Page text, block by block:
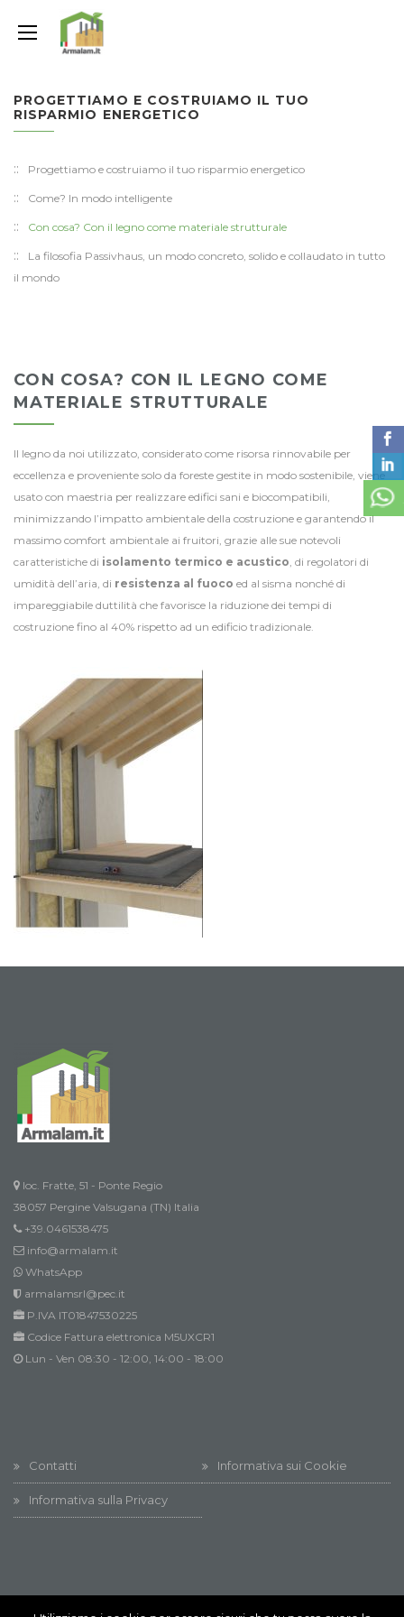
PROGETTIAMO E COSTRUIAMO IL TUO
RISPARMIO ENERGETICO
Progettiamo e costruiamo il tuo risparmio energetico
Come? In modo intelligente
Con cosa? Con il legno come materiale strutturale
La filosofia Passivhaus, un modo concreto, solido e collaudato in tutto
il mondo
CON COSA? CON IL LEGNO COME
MATERIALE STRUTTURALE
Il legno da noi utilizzato, considerato come risorsa rinnovabile per
eccellenza e proveniente solo da foreste gestite in modo sostenibile, viene
usato con maestria per realizzare edifici sani e biocompatibili,
minimizzando l’impatto ambientale della costruzione e garantendo il
massimo comfort ambientale ai fruitori, grazie alle sue notevoli
caratteristiche di isolamento termico e acustico, di regolatori di
umidità dell’aria, di resistenza al fuoco ed al sisma nonché di
impareggiabile duttilità che favorisce la riduzione dei tempi di
costruzione fino al 40% rispetto ad un edificio tradizionale.
loc. Fratte, 51 - Ponte Regio
38057 Pergine Valsugana (TN) Italia
+39.0461538475
info@armalam.it
WhatsApp
armalamsrl@pec.it
P.IVA IT01847530225
Codice Fattura elettronica M5UXCR1
Lun - Ven 08:30 - 12:00, 14:00 - 18:00
Contatti Informativa sui Cookie
Informativa sulla Privacy